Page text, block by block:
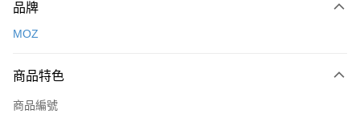
信用卡一次付款
Apple Pay
街口支付
品牌
MOZ
商品特色
商品編號